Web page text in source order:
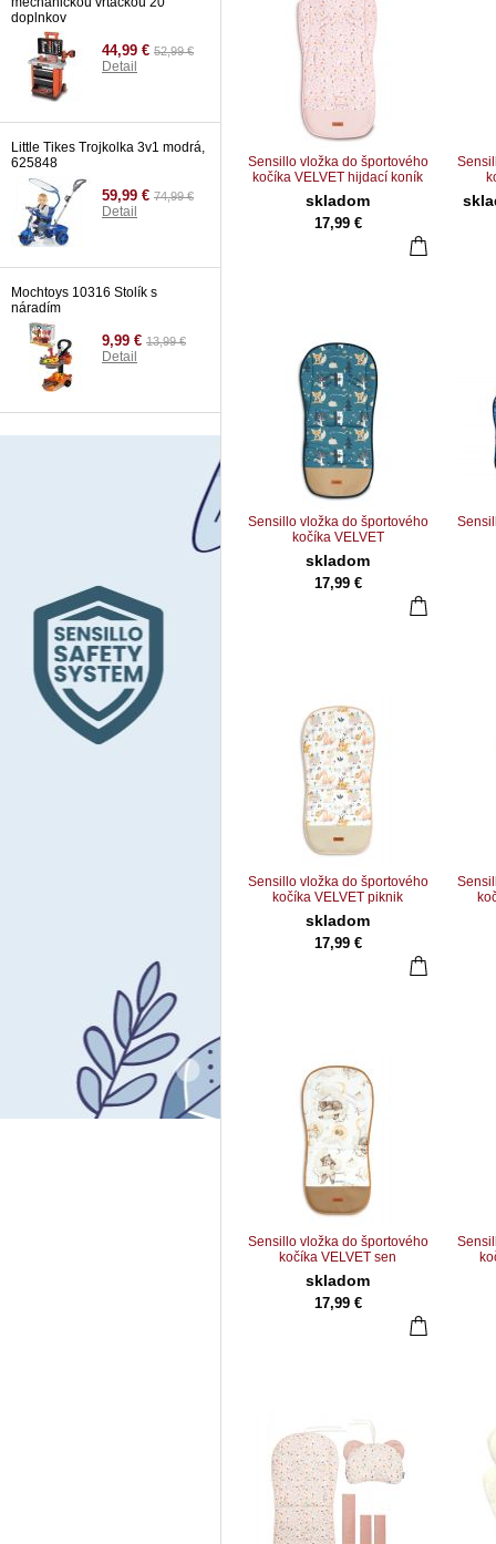
doplnkov
44,99 € 52,99 €
Detail
Little Tikes Trojkolka 3v1 modrá,
625848
59,99 € 74,99 €
Detail
Mochtoys 10316 Stolík s
náradím
9,99 € 13,99 €
Detail
Sensillo vložka do športového
kočíka VELVET hijdací koník
skladom
17,99 €
Sensillo vložka do športového
kočíka VELVET
medvede/karamelové
skladom
17,99 €
Sensillo vložka do športového
kočíka VELVET piknik
skladom
17,99 €
Sensillo vložka do športového
kočíka VELVET sen
skladom
17,99 €